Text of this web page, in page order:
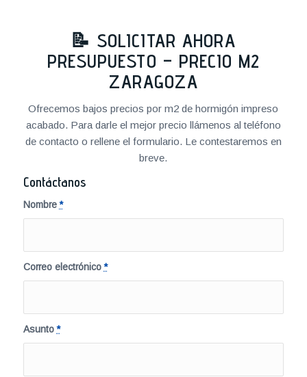
📝 SOLICITAR AHORA
PRESUPUESTO – PRECIO M2
ZARAGOZA
Ofrecemos bajos precios por m2 de hormigón impreso
acabado. Para darle el mejor precio llámenos al teléfono
de contacto o rellene el formulario. Le contestaremos en
breve.
Contáctanos
Nombre*
Correo electrónico*
Asunto*